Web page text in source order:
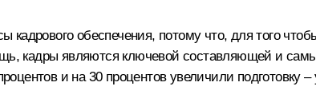
кадрового обеспечения, потому что, для того
кадры являются ключевой составляющей и
и на 30 процентов увеличили